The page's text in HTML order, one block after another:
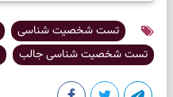
تست شخصیت شناسی
تست شخصیت شناسی جالب